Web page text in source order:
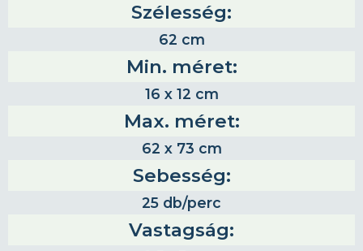
Szélesség:
62 cm
Min. méret:
16 x 12 cm
Max. méret:
62 x 73 cm
Sebesség:
25 db/perc
Vastagság: